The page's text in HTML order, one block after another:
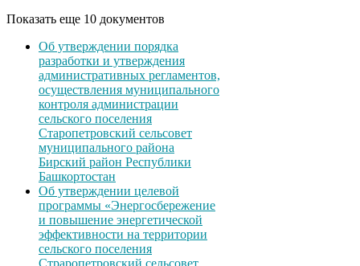
Показать еще 10 документов
Об утверждении порядка
разработки и утверждения
административных регламентов,
осуществления муниципального
контроля администрации
сельского поселения
Старопетровский сельсовет
муниципального района
Бирский район Республики
Башкортостан
Об утверждении целевой
программы «Энергосбережение
и повышение энергетической
эффективности на территории
сельского поселения